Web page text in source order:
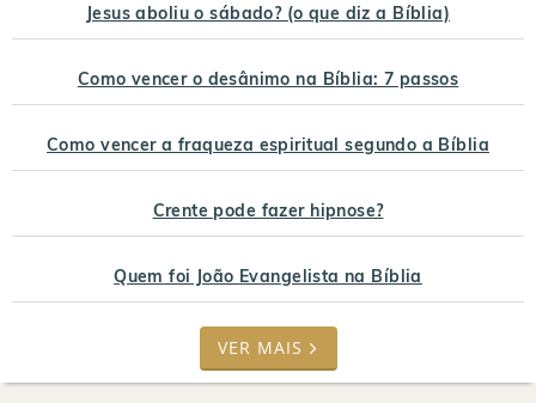
Jesus aboliu o sábado? (o que diz a Bíblia)
Como vencer o desânimo na Bíblia: 7 passos
Como vencer a fraqueza espiritual segundo a Bíblia
Crente pode fazer hipnose?
Quem foi João Evangelista na Bíblia
VER MAIS